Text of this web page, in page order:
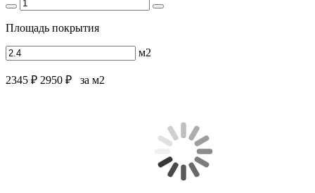
Площадь покрытия
м2
2345 ₽ 2950 ₽ за м2